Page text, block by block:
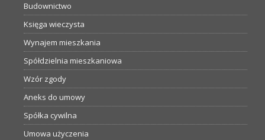
Budownictwo
Księga wieczysta
Wynajem mieszkania
Spółdzielnia mieszkaniowa
Wzór zgody
Aneks do umowy
Spółka cywilna
Umowa użyczenia